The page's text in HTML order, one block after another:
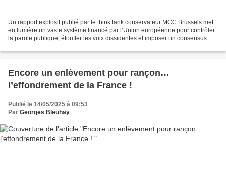
Un rapport explosif publié par le think tank conservateur MCC Brussels met
en lumière un vaste système financé par l’Union européenne pour contrôler
la parole publique, étouffer les voix dissidentes et imposer un consensus
Encore un enlèvement pour rançon…
l’effondrement de la France !
Publié le 14/05/2025 à 09:53
Par Georges Bleuhay